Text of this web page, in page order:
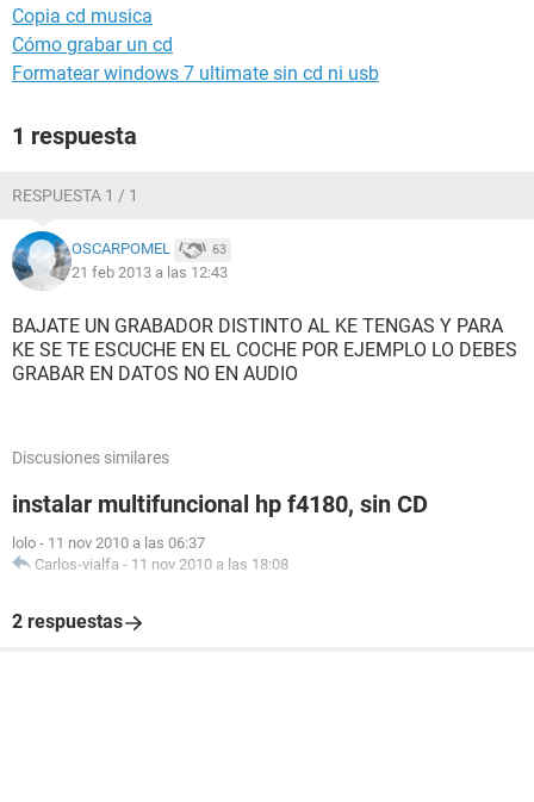
Copia cd musica
Cómo grabar un cd
Formatear windows 7 ultimate sin cd ni usb
1 respuesta
RESPUESTA 1 / 1
OSCARPOMEL 63
21 feb 2013 a las 12:43
BAJATE UN GRABADOR DISTINTO AL KE TENGAS Y PARA
KE SE TE ESCUCHE EN EL COCHE POR EJEMPLO LO DEBES
GRABAR EN DATOS NO EN AUDIO
Discusiones similares
instalar multifuncional hp f4180, sin CD
lolo - 11 nov 2010 a las 06:37
Carlos-vialfa - 11 nov 2010 a las 18:08
2 respuestas